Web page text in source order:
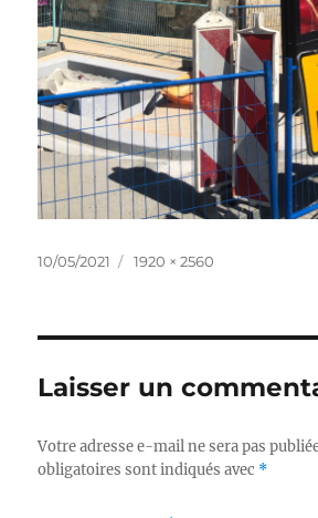
Publié
10/05/2021
Taille
1920 × 2560
Laisser un
Votre adresse e-mail ne sera pas
obligatoires sont indiqués avec *